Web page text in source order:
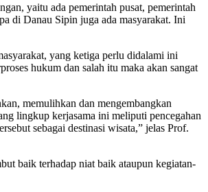
yaitu ada pemerintah pusat, pemerintah
di Danau Sipin juga ada masyarakat. Ini
yang ketiga perlu didalami ini
hukum dan salah itu maka akan sangat
memulihkan dan mengembangkan
lingkup kerjasama ini meliputi pencegahan
sebagai destinasi wisata,” jelas Prof.
baik terhadap niat baik ataupun kegiatan-